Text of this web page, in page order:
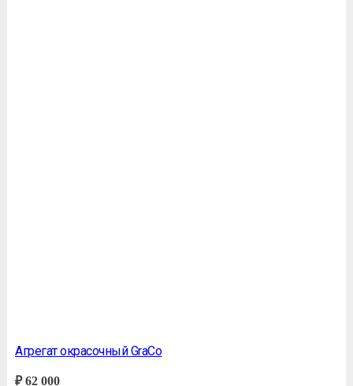
Агрегат окрасочный GraСo
₽62 000